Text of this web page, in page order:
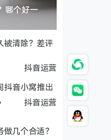
哪个好一
被清除？差评
抖音运营
抖音小窝推出
抖音运营
几个合适？